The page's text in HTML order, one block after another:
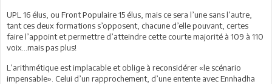
UPL 16 élus, ou Front Populaire 15 élus, mais ce sera l’une sans l’autre,
tant ces deux formations s’opposent, chacune d’elle pouvant, certes
faire l’appoint et permettre d’atteindre cette courte majorité à 109 à 110
voix…mais pas plus!
L’arithmétique est implacable et oblige à reconsidérer «le scénario
impensable». Celui d’un rapprochement, d’une entente avec Ennhadha